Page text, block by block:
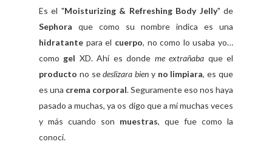
Es el "Moisturizing & Refreshing Body Jelly" de
Sephora que como su nombre indica es una
hidratante para el cuerpo, no como lo usaba yo…
como gel XD. Ahí es donde me extrañaba que el
producto no sedeslizara bien y no limpiara, es que
es una crema corporal. Seguramente eso nos haya
pasado a muchas, ya os digo que a mí muchas veces
y más cuando son muestras, que fue como la
conocí.